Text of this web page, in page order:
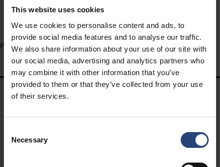
This website uses cookies
We use cookies to personalise content and ads, to
provide social media features and to analyse our traffic.
We also share information about your use of our site with
our social media, advertising and analytics partners who
may combine it with other information that you’ve
provided to them or that they’ve collected from your use
of their services.
Selection
Necessary
se aplica a todas as nossas operações,
Para ver a política completa, cliqueaqui .
Soluções
Carreiras